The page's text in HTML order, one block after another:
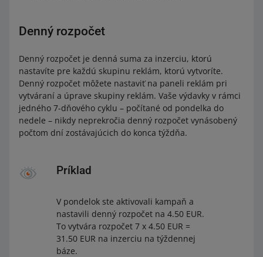
Denný rozpočet
Denný rozpočet je denná suma za inzerciu, ktorú
nastavíte pre každú skupinu reklám, ktorú vytvoríte.
Denný rozpočet môžete nastaviť na paneli reklám pri
vytváraní a úprave skupiny reklám. Vaše výdavky v rámci
jedného 7-dňového cyklu – počítané od pondelka do
nedele – nikdy neprekročia denný rozpočet vynásobený
počtom dní zostávajúcich do konca týždňa.
Príklad
V pondelok ste aktivovali kampaň a
nastavili denný rozpočet na 4.50 EUR.
To vytvára rozpočet 7 x 4.50 EUR =
31.50 EUR na inzerciu na týždennej
báze.